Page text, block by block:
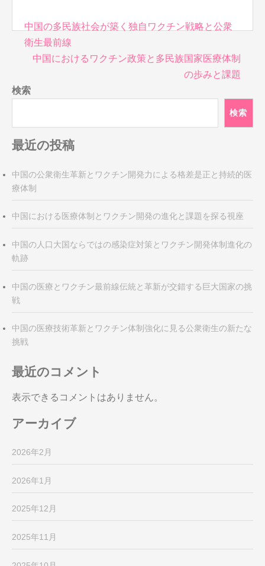
投
稿
ナ
ゲ
ー
ョ
ン
中国の多民族社会が築く独自ワクチン戦略と公衆
衛生最前線
中国におけるワクチン政策と多民族国家医療体制
の歩みと課題
検索
検索
最近の投稿
中国の公衆衛生革新とワクチン開発力による格差是正と持続的医
療体制
中国における医療体制とワクチン開発の進化と課題を探る視座
中国の人口大国ならではの感染症対策とワクチン開発体制進化の
軌跡
中国の医療とワクチン最前線伝統と革新が交錯する巨大国家の挑
戦
中国の医療技術革新とワクチン体制強化に見る公衆衛生の新たな
挑戦
最近のコメント
表示できるコメントはありません。
アーカイブ
2026年2月
2026年1月
2025年12月
2025年11月